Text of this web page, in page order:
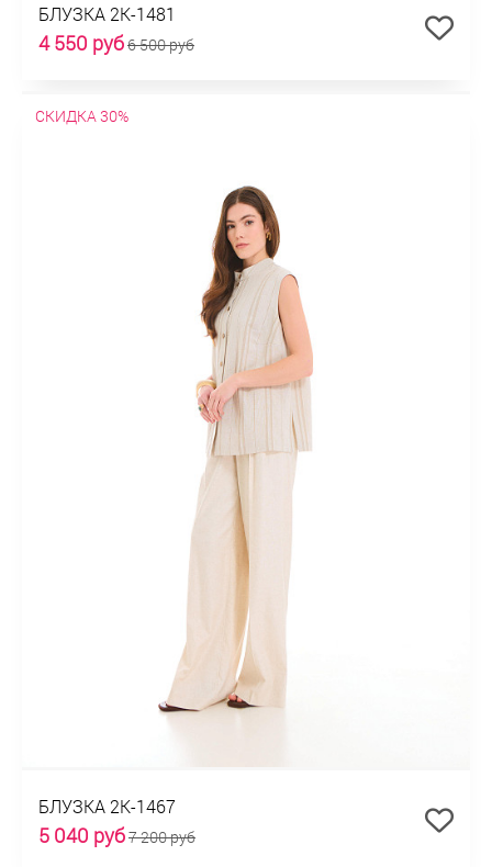
БЛУЗКА 2К-1481
4 550 руб6 500 руб
СКИДКА 30%
БЛУЗКА 2К-1467
5 040 руб7 200 руб